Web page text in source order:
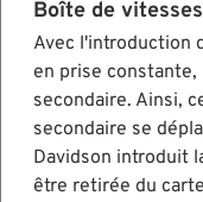
Boîte de
Avec l'introduction
en prise
secondaire. Ainsi,
secondaire se
Davidson introduit
être retirée du